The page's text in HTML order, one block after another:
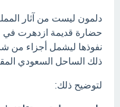
دلمون ليست من آثار
حضارة قديمة ازدهرت في
نفوذها ليشمل أجزاء من
ذلك الساحل السعودي
لتوضيح ذلك: